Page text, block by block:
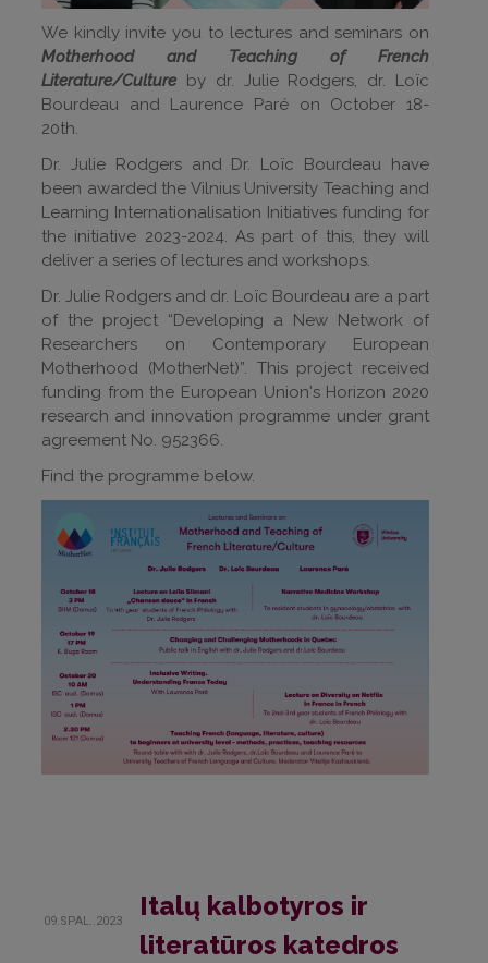
We kindly invite you to lectures and seminars on
Motherhood and Teaching of French
Literature/Culture by dr. Julie Rodgers, dr. Loïc
Bourdeau and Laurence Paré on October 18-
20th.
Dr. Julie Rodgers and Dr. Loïc Bourdeau have
been awarded the Vilnius University Teaching and
Learning Internationalisation Initiatives funding for
the initiative 2023-2024. As part of this, they will
deliver a series of lectures and workshops.
Dr. Julie Rodgers and dr. Loïc Bourdeau are a part
of the project “Developing a New Network of
Researchers on Contemporary European
Motherhood (MotherNet)”. This project received
funding from the European Union's Horizon 2020
research and innovation programme under grant
agreement No. 952366.
Find the programme below.
09.SPAL..2023
Italų kalbotyros ir
literatūros katedros